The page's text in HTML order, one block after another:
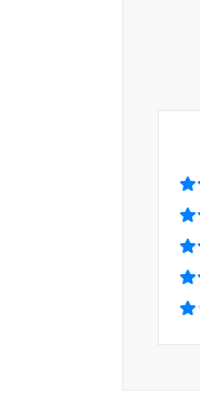
지유씨
감정을
고민하
“조금 비
짓눌리
장류진
인물들